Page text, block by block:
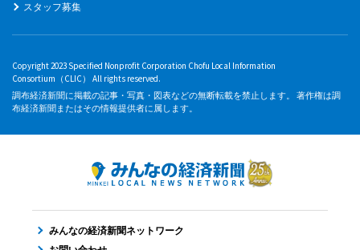
スタッフ募集
Copyright 2023 Specified Nonprofit Corporation Chofu Local Information
Consortium（CLIC） All rights reserved.
調布経済新聞に掲載の記事・写真・図表などの無断転載を禁止します。 著作権は調
布経済新聞またはその情報提供者に属します。
みんなの経済新聞ネットワーク